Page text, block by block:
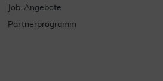
Job-Angebote
Partnerprogramm